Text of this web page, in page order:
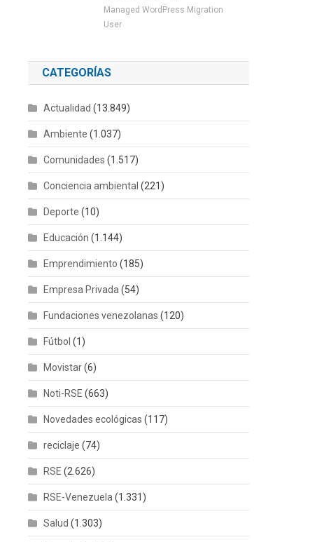
Managed WordPress Migration
User
CATEGORÍAS
Actualidad (13.849)
Ambiente (1.037)
Comunidades (1.517)
Conciencia ambiental (221)
Deporte (10)
Educación (1.144)
Emprendimiento (185)
Empresa Privada (54)
Fundaciones venezolanas (120)
Fútbol (1)
Movistar(6)
Noti-RSE (663)
Novedades ecológicas (117)
reciclaje (74)
RSE (2.626)
RSE-Venezuela (1.331)
Salud (1.303)